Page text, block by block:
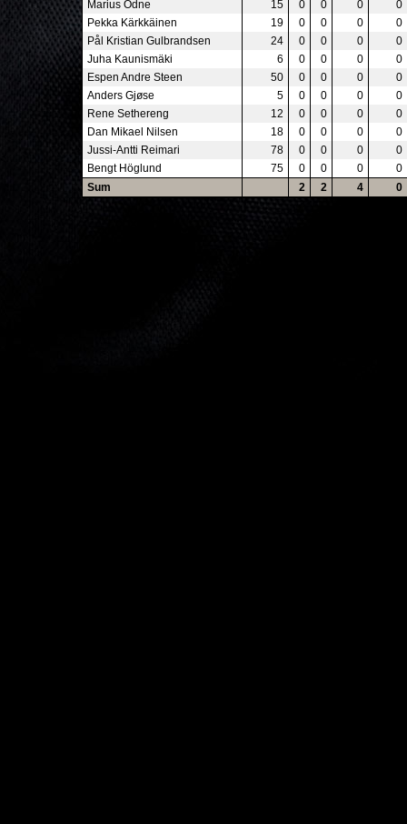
Marius Odne
15 0 0 0
0
Pekka Kärkkäinen
19 0 0 0
0
Pål Kristian Gulbrandsen
24 0 0 0
0
Juha Kaunismäki
6 0 0 0
0
Espen Andre Steen
50 0 0 0
0
Anders Gjøse
5 0 0 0
0
Rene Sethereng
12 0 0 0
0
Dan Mikael Nilsen
18 0 0 0
0
Jussi-Antti Reimari
78 0 0 0
0
Bengt Höglund
75 0 0 0
0
Sum
2 2 4 0